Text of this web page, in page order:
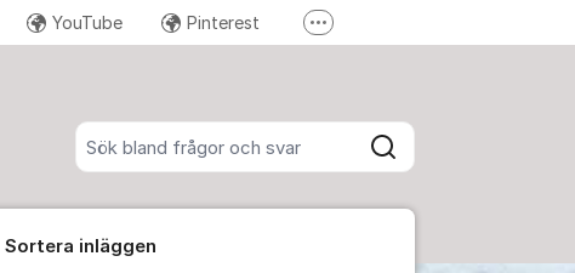
Sök bland alla inlägg
Sök
YouTube Pinterest Fler supportlänkar
Sortera inläggen